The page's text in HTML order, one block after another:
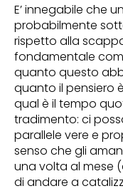
E’ innegabile che
probabilmente
rispetto alla
fondamentale
quanto questo
quanto il pensiero
qual è il tempo
tradimento: ci
parallele vere e
senso che gli
una volta al mese
di andare a